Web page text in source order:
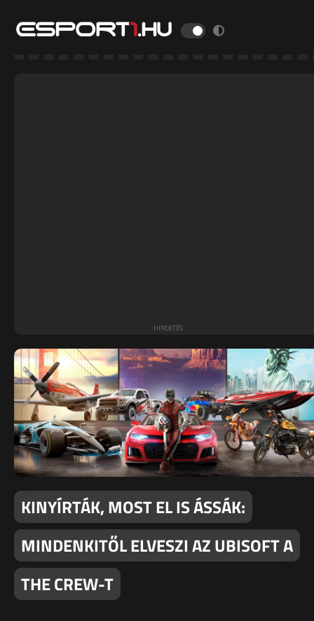
KINYÍRTÁK, MOST EL IS ÁSSÁK:
MINDENKITŐL ELVESZI AZ UBISOFT A
THE CREW-T